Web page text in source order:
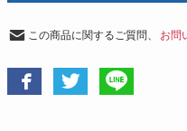
この商品に関するご質問、 お問